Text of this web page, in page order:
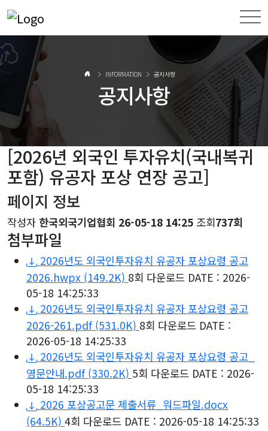
INFORMATION 공지사항
공지사항
[2026년 외국인 투자유치(국내복귀
포함) 유공자 포상 연장 공고]
페이지 정보
작성자 한국외국기업협회 26-05-18 14:25 조회737회
첨부파일
2026년도 외국인투자유치 유공자 포상요령 공고
2026.hwpx (149.2K) 8회 다운로드 DATE : 2026-
05-18 14:25:33
2026년도 외국인투자유치 유공자 포상요령 공고
2026-261.pdf (531.0K) 8회 다운로드 DATE :
2026-05-18 14:25:33
2026년도 외국인투자유치 유공자 포상요령 공고_
영문안내.pdf (330.2K) 5회 다운로드 DATE : 2026-
05-18 14:25:33
2026 포상공고문 제출서류_워드파일.docx
(64.5K) 4회 다운로드 DATE : 2026-05-18 14:25:33